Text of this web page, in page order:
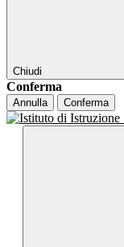
Chiudi
Conferma
Annulla Conferma